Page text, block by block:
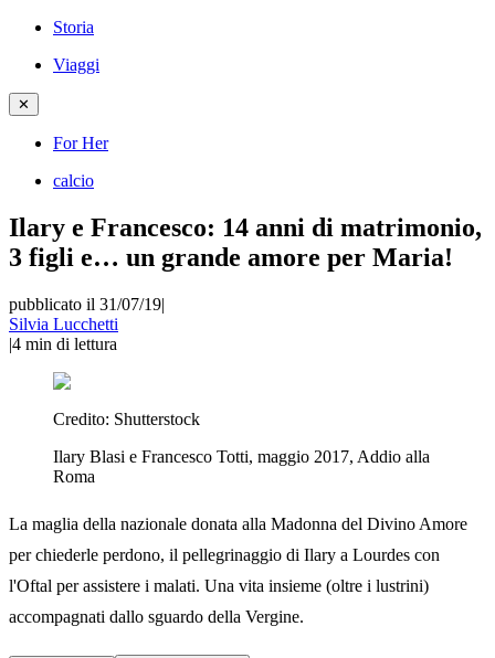
Storia
Viaggi
✕
For Her
calcio
Ilary e Francesco: 14 anni di matrimonio,
3 figli e… un grande amore per Maria!
pubblicato il 31/07/19|
Silvia Lucchetti
|4 min di lettura
Credito: Shutterstock
Ilary Blasi e Francesco Totti, maggio 2017, Addio alla
Roma
La maglia della nazionale donata alla Madonna del Divino Amore
per chiederle perdono, il pellegrinaggio di Ilary a Lourdes con
l'Oftal per assistere i malati. Una vita insieme (oltre i lustrini)
accompagnati dallo sguardo della Vergine.